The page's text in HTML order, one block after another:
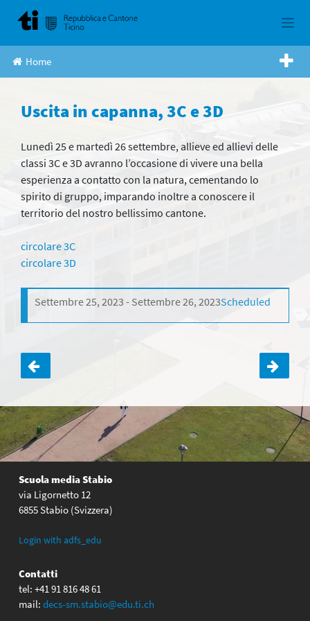
Home
Uscita in capanna, 3C e 3D
Lunedì 25 e martedì 26 settembre, allieve ed allievi delle
classi 3C e 3D avranno l’occasione di vivere una bella
esperienza a contatto con la natura, cementando lo
spirito di gruppo, imparando inoltre a conoscere il
territorio del nostro bellissimo cantone.
circolare 3C
circolare 3D
Settembre 25, 2023 Settembre 26, 2023Scheduled
Navigazione
articoli
Scuola media Stabio
via Ligornetto 12
6855 Stabio (Svizzera)
Login with adfs_edu
Contatti
tel: +41 91 816 48 61
mail: decs-sm.stabio@edu.ti.ch